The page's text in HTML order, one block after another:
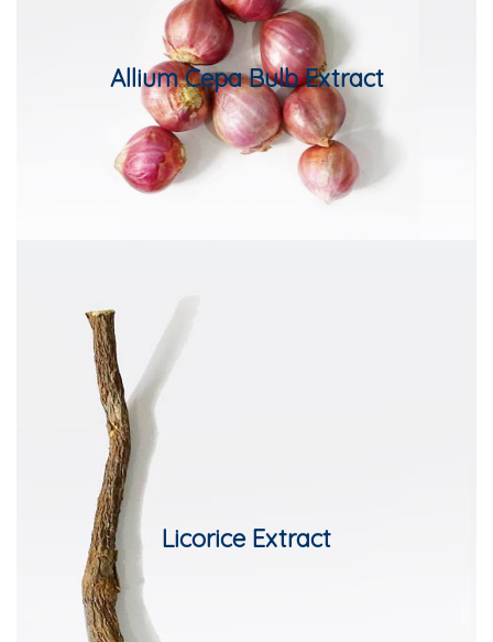
Allium Cepa Bulb Extract
Title Text on hover
Add your own text hover and edit here
Licorice Extract
Title Text on hover
Add your own text hover and edit here